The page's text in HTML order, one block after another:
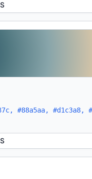
#88a5aa, #d1c3a8,